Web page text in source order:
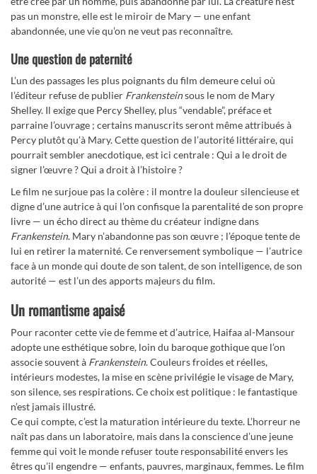
pas un monstre, elle est le miroir de Mary — une enfant
abandonnée, une vie qu’on ne veut pas reconnaître.
Une question de paternité
L’un des passages les plus poignants du film demeure celui où
l’éditeur refuse de publier Frankensteinsous le nom de Mary
Shelley. Il exige que Percy Shelley, plus “vendable”, préface et
parraine l’ouvrage ; certains manuscrits seront même attribués à
Percy plutôt qu’à Mary. Cette question de l’autorité littéraire, qui
pourrait sembler anecdotique, est ici centrale : Qui a le droit de
signer l’œuvre ? Qui a droit à l’histoire ?
Le film ne surjoue pas la colère : il montre la douleur silencieuse et
digne d’une autrice à qui l’on confisque la parentalité de son propre
livre — un écho direct au thème du créateur indigne dans
Frankenstein. Mary n’abandonne pas son œuvre ; l’époque tente de
lui en retirer la maternité. Ce renversement symbolique — l’autrice
face à un monde qui doute de son talent, de son intelligence, de son
autorité — est l’un des apports majeurs du film.
Un romantisme apaisé
Pour raconter cette vie de femme et d’autrice, Haifaa al-Mansour
adopte une esthétique sobre, loin du baroque gothique que l’on
associe souvent à Frankenstein. Couleurs froides et réelles,
intérieurs modestes, la mise en scène privilégie le visage de Mary,
son silence, ses respirations. Ce choix est politique : le fantastique
n’est jamais illustré.
Ce qui compte, c’est la maturation intérieure du texte. L’horreur ne
naît pas dans un laboratoire, mais dans la conscience d’une jeune
femme qui voit le monde refuser toute responsabilité envers les
êtres qu’il engendre — enfants, pauvres, marginaux, femmes. Le film